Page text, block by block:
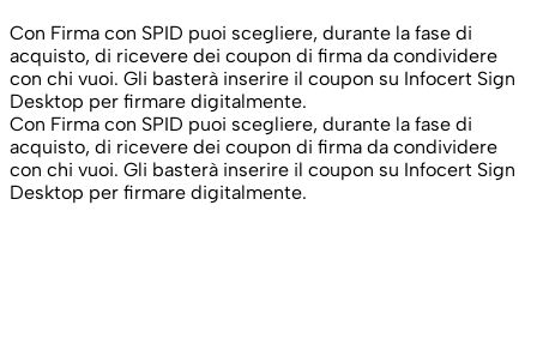
Con Firma con SPID puoi scegliere, durante la fase di
acquisto, di ricevere dei coupon di firma da condividere
con chi vuoi. Gli basterà inserire il coupon su Infocert Sign
Desktop per firmare digitalmente.
Con Firma con SPID puoi scegliere, durante la fase di
acquisto, di ricevere dei coupon di firma da condividere
con chi vuoi. Gli basterà inserire il coupon su Infocert Sign
Desktop per firmare digitalmente.